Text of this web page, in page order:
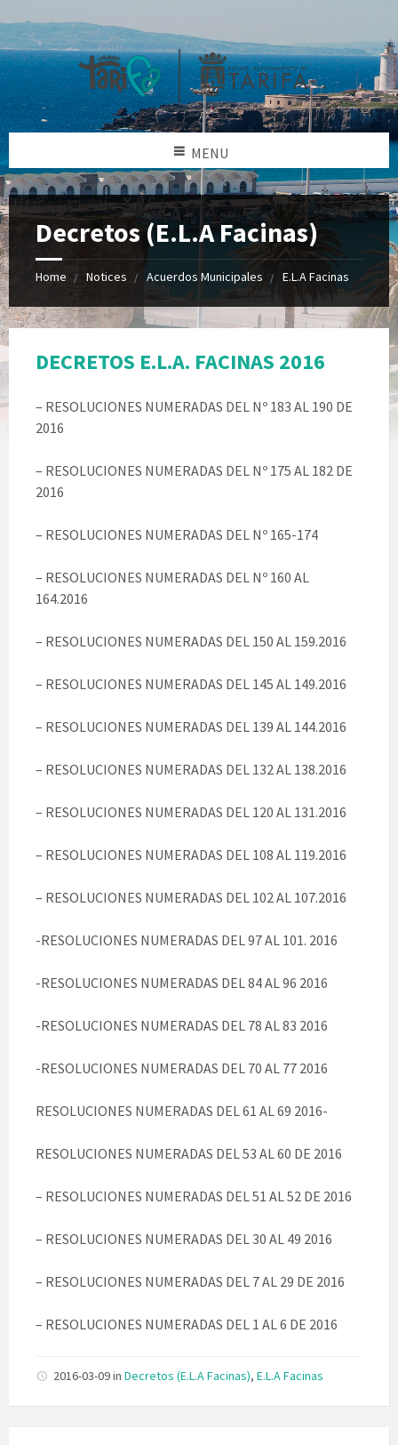
MENU
Decretos (E.L.A Facinas)
Home Notices Acuerdos Municipales E.L.A Facinas
DECRETOS E.L.A. FACINAS 2016
– RESOLUCIONES NUMERADAS DEL Nº 183 AL 190 DE
2016
– RESOLUCIONES NUMERADAS DEL Nº 175 AL 182 DE
2016
– RESOLUCIONES NUMERADAS DEL Nº 165-174
– RESOLUCIONES NUMERADAS DEL Nº 160 AL
164.2016
– RESOLUCIONES NUMERADAS DEL 150 AL 159.2016
– RESOLUCIONES NUMERADAS DEL 145 AL 149.2016
– RESOLUCIONES NUMERADAS DEL 139 AL 144.2016
– RESOLUCIONES NUMERADAS DEL 132 AL 138.2016
– RESOLUCIONES NUMERADAS DEL 120 AL 131.2016
– RESOLUCIONES NUMERADAS DEL 108 AL 119.2016
– RESOLUCIONES NUMERADAS DEL 102 AL 107.2016
-RESOLUCIONES NUMERADAS DEL 97 AL 101. 2016
-RESOLUCIONES NUMERADAS DEL 84 AL 96 2016
-RESOLUCIONES NUMERADAS DEL 78 AL 83 2016
-RESOLUCIONES NUMERADAS DEL 70 AL 77 2016
RESOLUCIONES NUMERADAS DEL 61 AL 69 2016-
RESOLUCIONES NUMERADAS DEL 53 AL 60 DE 2016
– RESOLUCIONES NUMERADAS DEL 51 AL 52 DE 2016
– RESOLUCIONES NUMERADAS DEL 30 AL 49 2016
– RESOLUCIONES NUMERADAS DEL 7 AL 29 DE 2016
– RESOLUCIONES NUMERADAS DEL 1 AL 6 DE 2016
2016-03-09in Decretos (E.L.A Facinas), E.L.A Facinas